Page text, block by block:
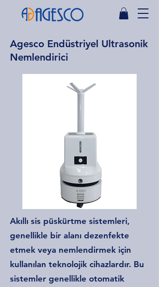
Agesco Endüstriyel Ultrasonik
Nemlendirici
Akıllı sis püskürtme sistemleri,
genellikle bir alanı dezenfekte
etmek veya nemlendirmek için
kullanılan teknolojik cihazlardır. Bu
sistemler genellikle otomatik